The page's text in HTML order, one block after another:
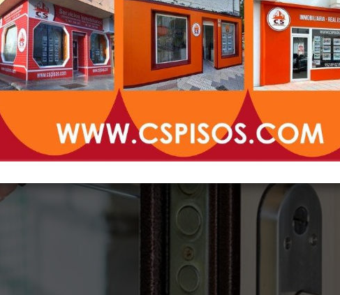
somos Servicios Vendemos su inmueble Blog
LA OCUPACION ILEGAL DE